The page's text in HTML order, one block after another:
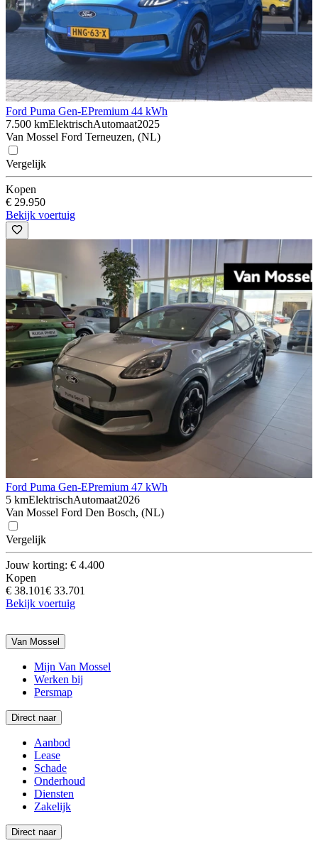
Ford Puma Gen-EPremium 44 kWh
7.500 kmElektrischAutomaat2025
Van Mossel Ford Terneuzen, (NL)
Vergelijk
Kopen
€ 29.950
Bekijk voertuig
Ford Puma Gen-EPremium 47 kWh
5 kmElektrischAutomaat2026
Van Mossel Ford Den Bosch, (NL)
Vergelijk
Jouw korting: € 4.400
Kopen
€ 38.101€ 33.701
Bekijk voertuig
Van Mossel
Mijn Van Mossel
Werken bij
Persmap
Direct naar
Aanbod
Lease
Schade
Onderhoud
Diensten
Zakelijk
Direct naar